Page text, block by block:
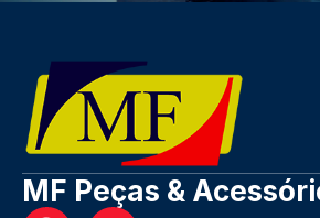
MF Peças &